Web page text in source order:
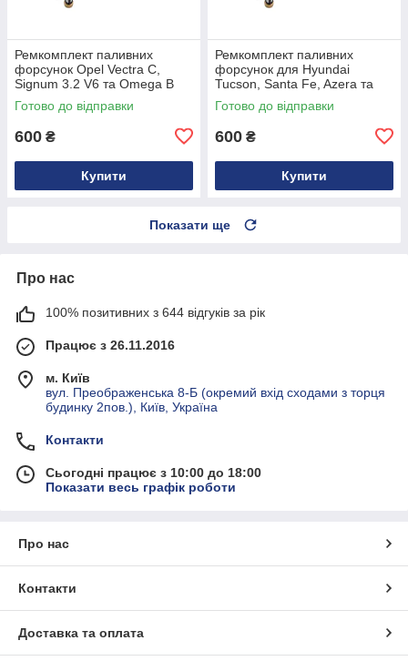
Ремкомплект паливних
форсунок Opel Vectra C,
Signum 3.2 V6 та Omega B
2.5, 3.0 V6 93172752,
5817412, 817439
Готово до відправки
600 ₴
Купити
Ремкомплект паливних
форсунок для Hyundai
Tucson, Santa Fe, Azera та
Kia Opirus 2.7 3.0 V6
3531037150, 3531023600,
Готово до відправки
600 ₴
Купити
Показати ще
Про нас
100% позитивних з 644 відгуків за рік
Працює з 26.11.2016
м. Київ
вул. Преображенська 8-Б (окремий вхід сходами з торця
будинку 2пов.), Київ, Україна
Контакти
Сьогодні працює з 10:00 до 18:00
Показати весь графік роботи
Про нас
Контакти
Доставка та оплата